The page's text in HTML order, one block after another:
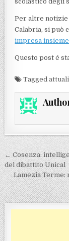
Per altre notizie
Calabria, si può
impresa
Questo post é
Tagged
← Cosenza:
del dibattito Unical
Lamezia